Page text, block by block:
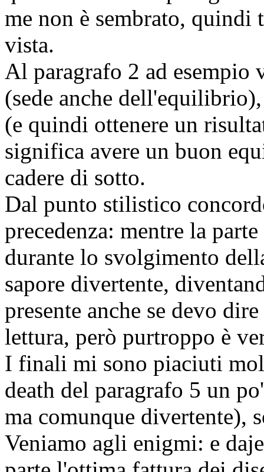
me non è sembrato,
vista.
Al paragrafo 2 ad esempio
(sede anche
(e quindi ottenere un
significa avere un buon
cadere di sotto.
Dal punto stilistico
precedenza: mentre la
durante lo svolgimento
sapore divertente,
presente anche se devo
lettura, però purtroppo è
I finali mi sono piaciuti
death del paragrafo 5 un
ma comunque divertente),
Veniamo agli enigmi: e